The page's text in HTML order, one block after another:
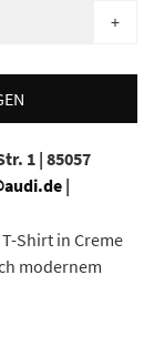
+
1 | 85057
|
Shirt in Creme
modernem